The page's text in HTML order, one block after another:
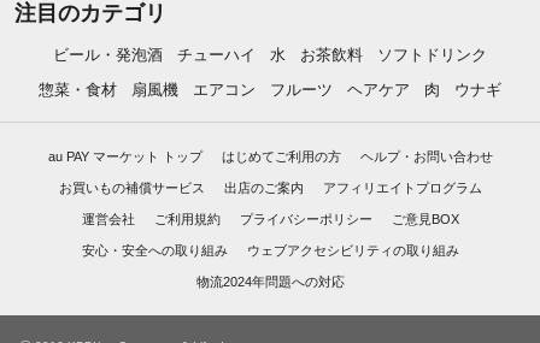
注目のカテゴリ
ビール・発泡酒 チューハイ 水 お茶飲料
ソフトドリンク
惣菜・食材
扇風機 エアコン フルーツ ヘアケア 肉 ウナギ
au PAY マーケット トップ はじめてご利用の方 ヘルプ・お問い合わせ
お買いもの補償サービス 出店のご案内 アフィリエイトプログラム
運営会社 ご利用規約 プライバシーポリシー ご意見BOX
安心・安全への取り組み ウェブアクセシビリティの取り組み
物流2024年問題への対応